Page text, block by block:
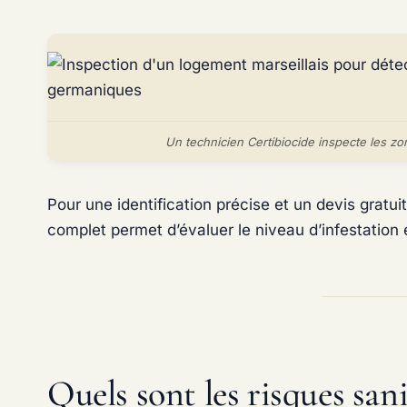
Un technicien Certibiocide inspecte les
Pour une identification précise et un devis
complet permet d’évaluer le niveau
Quels sont les risques